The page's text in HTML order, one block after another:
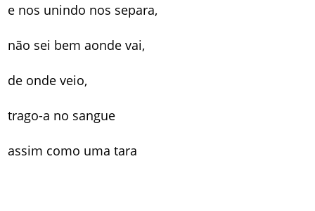
e nos unindo nos separa,
não sei bem aonde vai,
de onde veio,
trago-a no sangue
assim como uma tara